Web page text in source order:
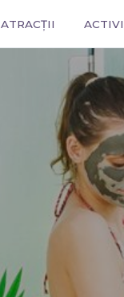
ATRACȚII